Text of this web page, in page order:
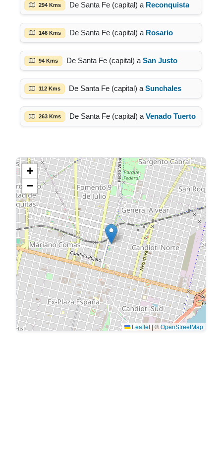
294 Kms De Santa Fe (capital) a Reconquista
146 Kms De Santa Fe (capital) a Rosario
94 Kms De Santa Fe (capital) a San Justo
112 Kms De Santa Fe (capital) a Sunchales
263 Kms De Santa Fe (capital) a Venado Tuerto
+
−
Leaflet | ©OpenStreetMap